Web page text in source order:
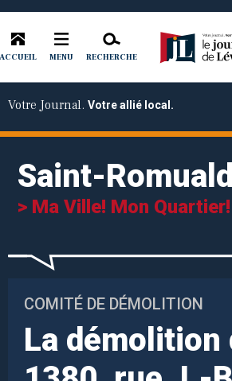
ACCUEIL MENU RECHERCHE
Votre Journal. Votre allié local.
Saint-Romuald
> Ma Ville! Mon Quartier!
COMITÉ DE DÉMOLITION
La démolition